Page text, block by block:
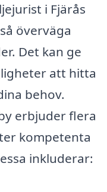
i Fjärås
överväga
Det kan ge
att hitta
behov.
erbjuder flera
kompetenta
inkluderar: